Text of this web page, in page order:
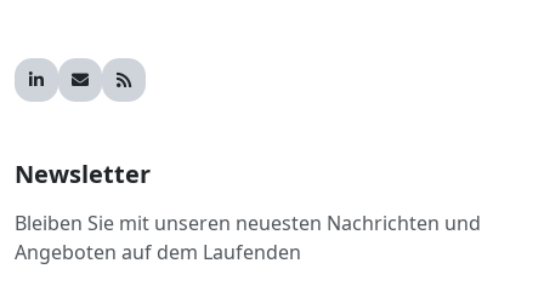
Newsletter
Bleiben Sie mit unseren neuesten Nachrichten und
Angeboten auf dem Laufenden